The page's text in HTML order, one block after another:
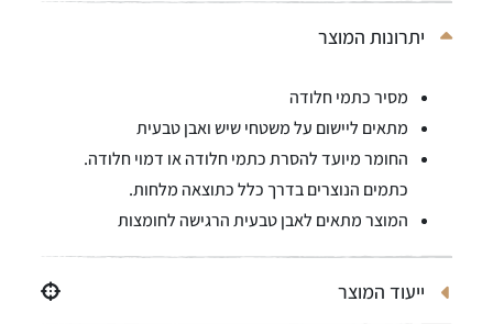
יתרונות המוצר
מסיר כתמי חלודה
מתאים ליישום על משטחי שיש ואבן טבעית
החומר מיועד להסרת כתמי חלודה או דמוי חלודה.
כתמים הנוצרים בדרך כלל כתוצאה מלחות.
המוצר מתאים לאבן טבעית הרגישה לחומצות
ייעוד המוצר